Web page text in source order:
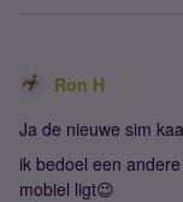
Ron H
Ja de nieuwe sim
ik bedoel een
mobiel ligt😉